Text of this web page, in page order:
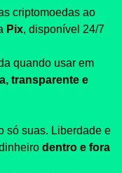
criptomoedas ao
Pix, disponível 24/7
quando usar em
transparente e
só suas. Liberdade e
dentro e fora